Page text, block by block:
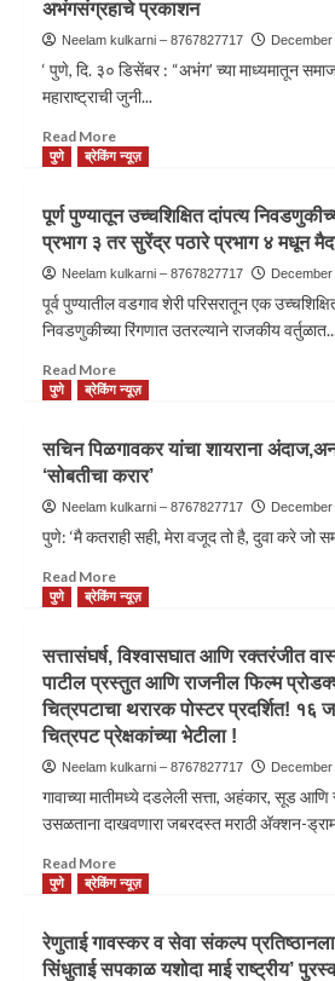
अभंगसंग्रहाचे प्रकाशन
Neelam kulkarni – 8767827717
‘ पुणे, दि. ३० डिसेंबर : “अभंग’ च्या माध्यमातून
महाराष्ट्राची जुनी...
Read More
पुणे ब्रेकिंग न्यूज़
पूर्ण पुण्यातून उच्चशिक्षित दांपत्य
प्रभाग ३ तर सुरेंद्र पठारे प्रभाग ४ मधून
Neelam kulkarni – 8767827717
पूर्व पुण्यातील वडगाव शेरी परिसरातून एक
निवडणुकीच्या रिंगणात उतरल्याने राजकीय
Read More
पुणे ब्रेकिंग न्यूज़
सचिन पिळगावकर यांचा शायराना
‘सोबतीचा करार’
Neelam kulkarni – 8767827717
पुणे: ‘मै कतराही सही, मेरा वजूद तो है, दुवा करे जो
Read More
पुणे ब्रेकिंग न्यूज़
सत्तासंघर्ष, विश्वासघात आणि रक्तरंजीत
पाटील प्रस्तुत आणि राजनील फिल्म
चित्रपटाचा थरारक पोस्टर प्रदर्शित! १६
चित्रपट प्रेक्षकांच्या भेटीला !
Neelam kulkarni – 8767827717
गावाच्या मातीमध्ये दडलेली सत्ता, अहंकार, सूड आणि
उसळताना दाखवणारा जबरदस्त मराठी अ‍ॅक्शन-
Read More
पुणे ब्रेकिंग न्यूज़
रेणुताई गावस्कर व सेवा संकल्प
सिंधुताई सपकाळ यशोदा माई राष्ट्रीय’